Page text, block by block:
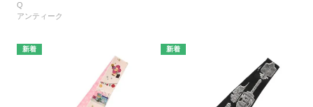
Q
アンティーク
新着 新着